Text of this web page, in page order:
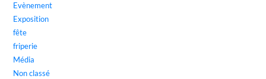
Evènement
Exposition
fête
friperie
Média
Non classé